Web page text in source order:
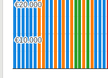
€10.000
€10.000
€20.000
€20.000